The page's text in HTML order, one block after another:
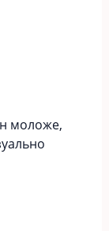
моложе,